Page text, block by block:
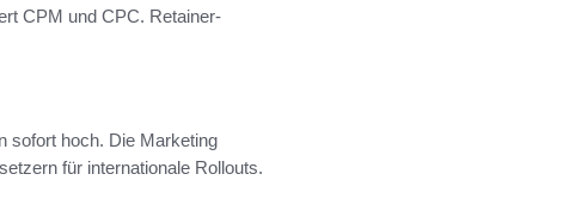
CPM und CPC. Retainer-
sofort hoch. Die Marketing
für internationale Rollouts.